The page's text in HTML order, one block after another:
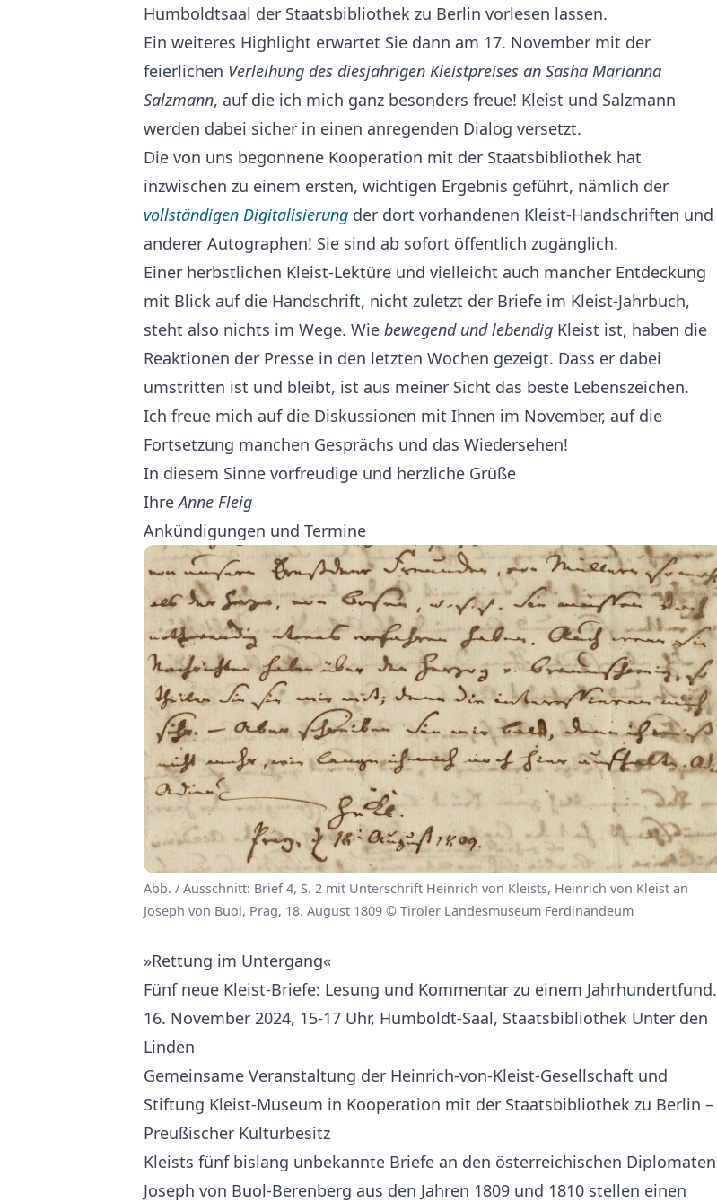
Humboldtsaal der Staatsbibliothek zu Berlin vorlesen lassen.
Ein weiteres Highlight erwartet Sie dann am 17. November mit der
feierlichen Verleihung des diesjährigen Kleistpreises an Sasha Marianna
Salzmann, auf die ich mich ganz besonders freue! Kleist und Salzmann
werden dabei sicher in einen anregenden Dialog versetzt.
Die von uns begonnene Kooperation mit der Staatsbibliothek hat
inzwischen zu einem ersten, wichtigen Ergebnis geführt, nämlich der
vollständigen Digitalisierung der dort vorhandenen Kleist-Handschriften und
anderer Autographen! Sie sind ab sofort öffentlich zugänglich.
Einer herbstlichen Kleist-Lektüre und vielleicht auch mancher Entdeckung
mit Blick auf die Handschrift, nicht zuletzt der Briefe im Kleist-Jahrbuch,
steht also nichts im Wege. Wie bewegend und lebendig Kleist ist, haben die
Reaktionen der Presse in den letzten Wochen gezeigt. Dass er dabei
umstritten ist und bleibt, ist aus meiner Sicht das beste Lebenszeichen.
Ich freue mich auf die Diskussionen mit Ihnen im November, auf die
Fortsetzung manchen Gesprächs und das Wiedersehen!
In diesem Sinne vorfreudige und herzliche Grüße
IhreAnne Fleig
Ankündigungen und Termine
Abb. / Ausschnitt: Brief 4, S. 2 mit Unterschrift Heinrich von Kleists, Heinrich von Kleist an
Joseph von Buol, Prag, 18. August 1809 © Tiroler Landesmuseum Ferdinandeum
»Rettung im Untergang«
Fünf neue Kleist-Briefe: Lesung und Kommentar zu einem Jahrhundertfund.
16. November 2024, 15-17 Uhr, Humboldt-Saal, Staatsbibliothek Unter den
Linden
Gemeinsame Veranstaltung der Heinrich-von-Kleist-Gesellschaft und
Stiftung Kleist-Museum in Kooperation mit der Staatsbibliothek zu Berlin –
Preußischer Kulturbesitz
Kleists fünf bislang unbekannte Briefe an den österreichischen Diplomaten
Joseph von Buol-Berenberg aus den Jahren 1809 und 1810 stellen einen